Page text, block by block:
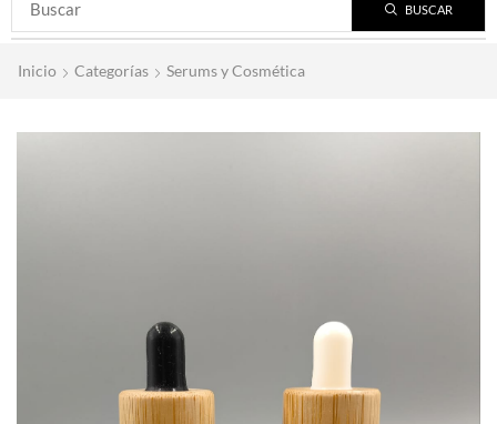
BUSCAR
Inicio Categorías Serums y Cosmética